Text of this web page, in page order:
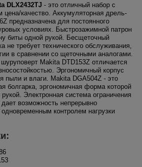
DLX2432TJ - это отличный набор с
цена/качество. Аккумуляторная дрель-
предназначена для постоянного
условиях. Быстрозажимной патрон
биты одной рукой. Бесщеточный
не требует технического обслуживания,
в сравнении со щеточными аналогами.
Makita DTD153Z отличается
Эргономичный корпус
пыли и влаги. Makita DGA504Z - это
болгарка, эргономичная форма которой
Электронная система ограничения
возможность непрерывно
одновременным контролем нагрузки